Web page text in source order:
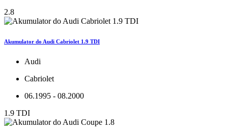
2.8
Akumulator do Audi Cabriolet 1.9 TDI
Audi
Cabriolet
06.1995 - 08.2000
1.9 TDI